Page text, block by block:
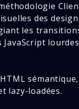
des
les
lazy-loadées.